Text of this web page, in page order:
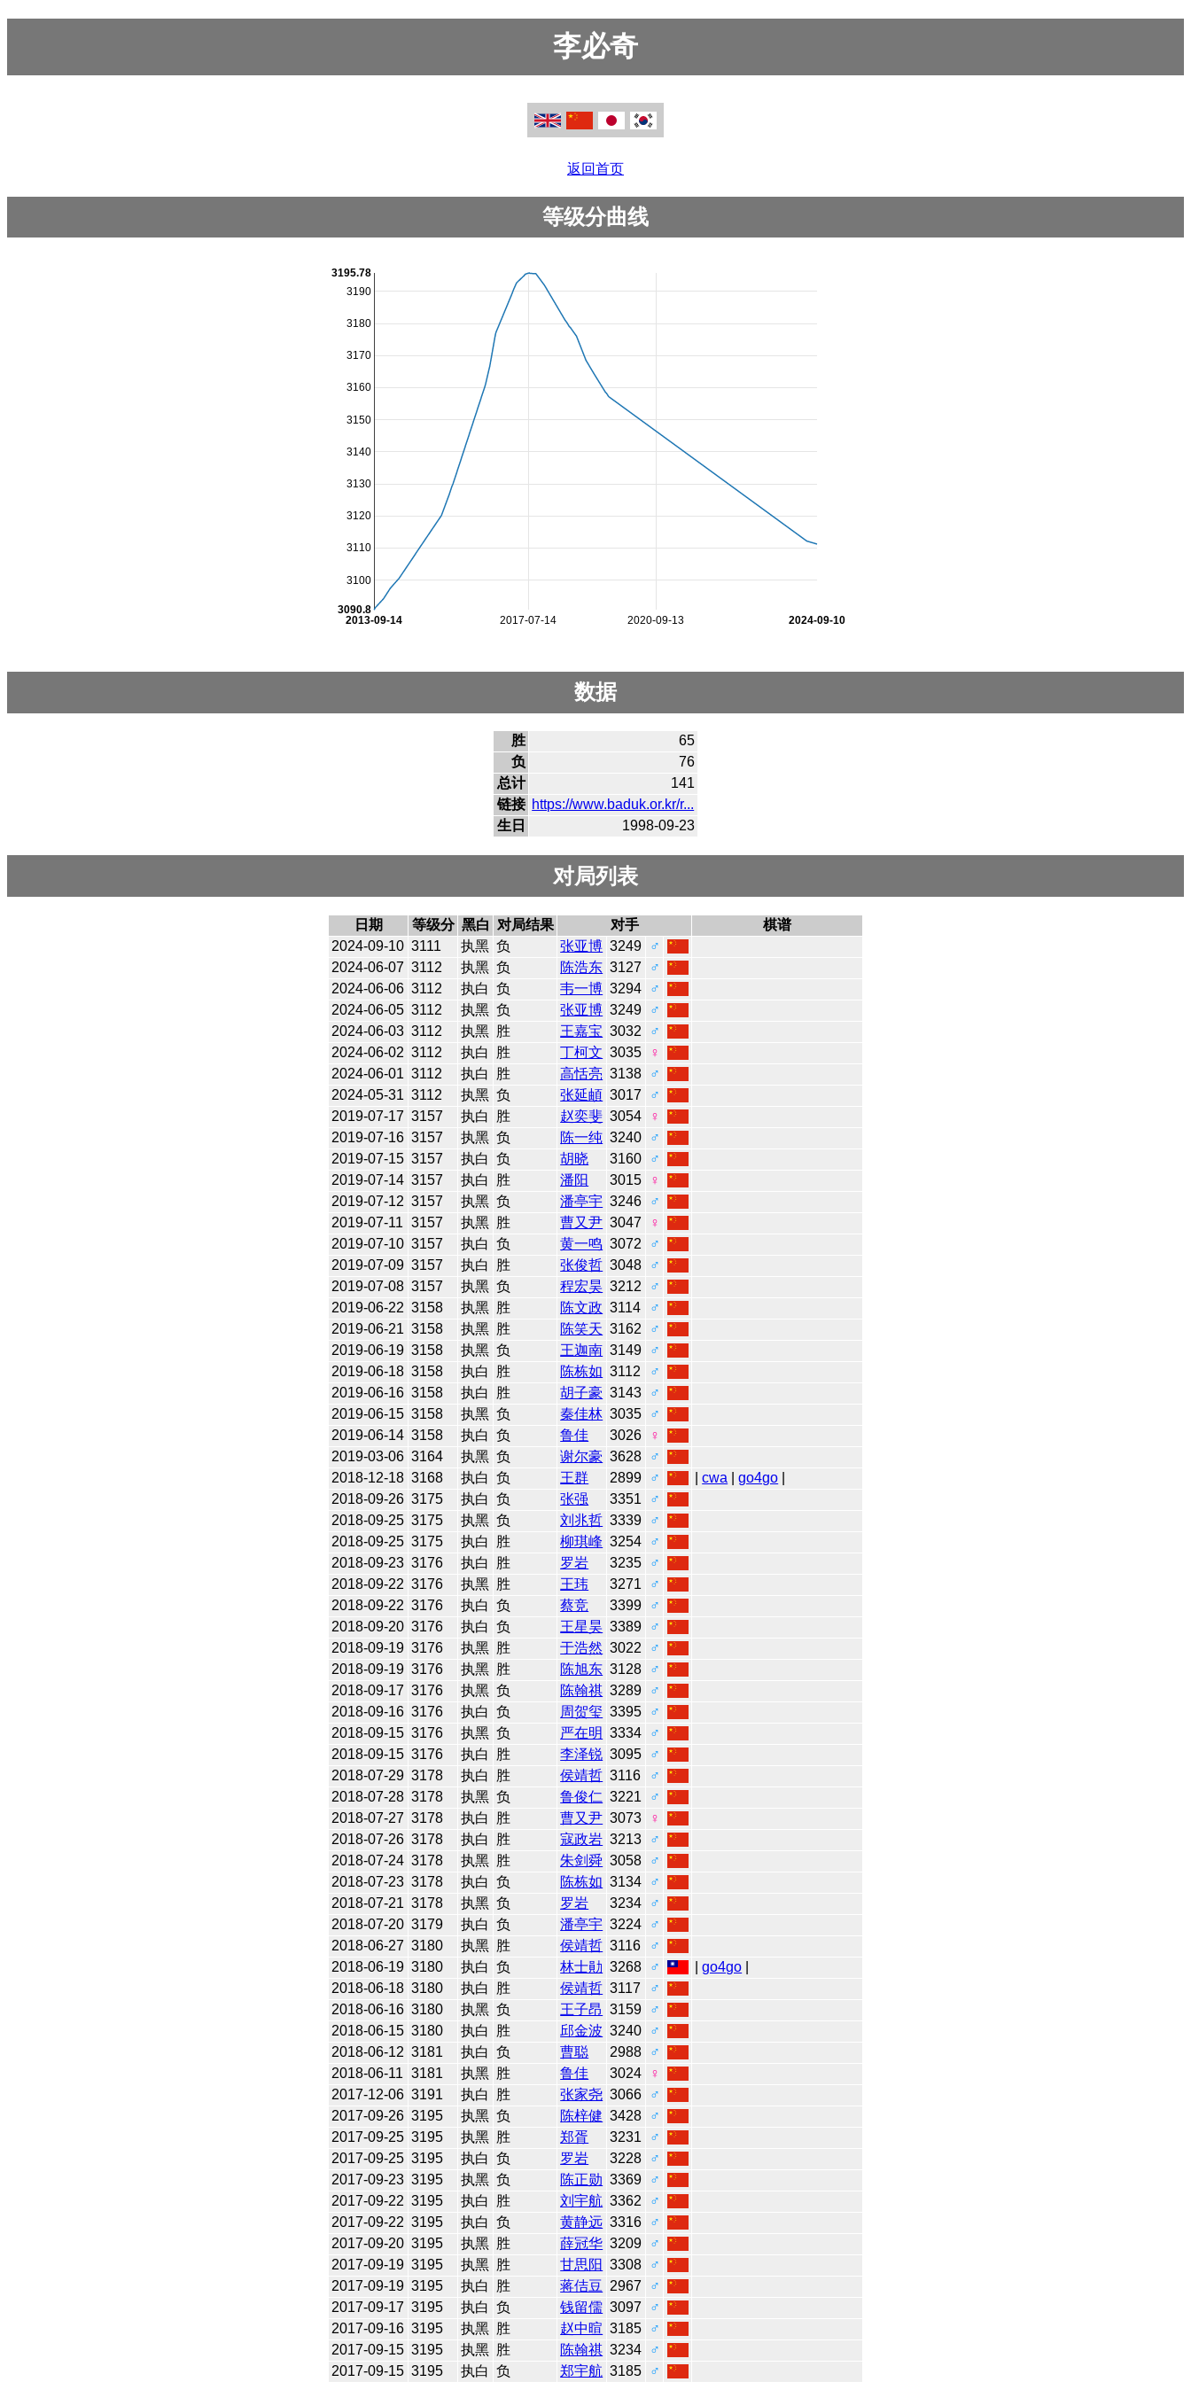
李必奇
返回首页
等级分曲线
2017-07-14 2020-09-13
2013-09-14 2024-09-10
3100
3110
3120
3130
3140
3150
3160
3170
3180
3190
3090.8
3195.78
数据
胜
65
负
76
总计
141
链接 https://www.baduk.or.kr/r...
生日
1998-09-23
对局列表
日期 等级分 黑白 对局结果 对手
棋谱
2024-09-10 3111 执黑 负 张亚博 3249
♂
2024-06-07 3112 执黑 负 陈浩东 3127
♂
2024-06-06 3112 执白 负 韦一博 3294
♂
2024-06-05 3112 执黑 负 张亚博 3249
♂
2024-06-03 3112 执黑 胜 王嘉宝 3032
♂
2024-06-02 3112 执白 胜 丁柯文 3035
♀
2024-06-01 3112 执白 胜 高恬亮 3138
♂
2024-05-31 3112 执黑 负 张延頔 3017
♂
2019-07-17 3157 执白 胜 赵奕斐 3054
♀
2019-07-16 3157 执黑 负 陈一纯 3240
♂
2019-07-15 3157 执白 负 胡晓 3160
♂
2019-07-14 3157 执白 胜 潘阳 3015
♀
2019-07-12 3157 执黑 负 潘亭宇 3246
♂
2019-07-11 3157 执黑 胜 曹又尹 3047
♀
2019-07-10 3157 执白 负 黄一鸣 3072
♂
2019-07-09 3157 执白 胜 张俊哲 3048
♂
2019-07-08 3157 执黑 负 程宏昊 3212
♂
2019-06-22 3158 执黑 胜 陈文政 3114
♂
2019-06-21 3158 执黑 胜 陈笑天 3162
♂
2019-06-19 3158 执黑 负 王迦南 3149
♂
2019-06-18 3158 执白 胜 陈栋如 3112
♂
2019-06-16 3158 执白 胜 胡子豪 3143
♂
2019-06-15 3158 执黑 负 秦佳林 3035
♂
2019-06-14 3158 执白 负 鲁佳 3026
♀
2019-03-06 3164 执黑 负 谢尔豪 3628
♂
2018-12-18 3168 执白 负 王群 2899 ♂ |cwa |go4go
2018-09-26 3175 执白 负 张强 3351
♂
2018-09-25 3175 执黑 负 刘兆哲 3339
♂
2018-09-25 3175 执白 胜 柳琪峰 3254
♂
2018-09-23 3176 执白 胜 罗岩 3235
♂
2018-09-22 3176 执黑 胜 王玮 3271
♂
2018-09-22 3176 执白 负 蔡竞 3399
♂
2018-09-20 3176 执白 负 王星昊 3389
♂
2018-09-19 3176 执黑 胜 于浩然 3022
♂
2018-09-19 3176 执黑 胜 陈旭东 3128
♂
2018-09-17 3176 执黑 负 陈翰祺 3289
♂
2018-09-16 3176 执白 负 周贺玺 3395
♂
2018-09-15 3176 执黑 负 严在明 3334
♂
2018-09-15 3176 执白 胜 李泽锐 3095
♂
2018-07-29 3178 执白 胜 侯靖哲 3116
♂
2018-07-28 3178 执黑 负 鲁俊仁 3221
♂
2018-07-27 3178 执白 胜 曹又尹 3073
♀
2018-07-26 3178 执白 胜 寇政岩 3213
♂
2018-07-24 3178 执黑 胜 朱剑舜 3058
♂
2018-07-23 3178 执白 负 陈栋如 3134
♂
2018-07-21 3178 执黑 负 罗岩 3234
♂
2018-07-20 3179 执白 负 潘亭宇 3224
♂
2018-06-27 3180 执黑 胜 侯靖哲 3116
♂
2018-06-19 3180 执白 负 林士勛 3268 ♂ |go4go
2018-06-18 3180 执白 胜 侯靖哲 3117
♂
2018-06-16 3180 执黑 负 王子昂 3159
♂
2018-06-15 3180 执白 胜 邱金波 3240
♂
2018-06-12 3181 执白 负 曹聪 2988
♂
2018-06-11 3181 执黑 胜 鲁佳 3024
♀
2017-12-06 3191 执白 胜 张家尧 3066
♂
2017-09-26 3195 执黑 负 陈梓健 3428
♂
2017-09-25 3195 执黑 胜 郑胥 3231
♂
2017-09-25 3195 执白 负 罗岩 3228
♂
2017-09-23 3195 执黑 负 陈正勋 3369
♂
2017-09-22 3195 执白 胜 刘宇航 3362
♂
2017-09-22 3195 执白 负 黄静远 3316
♂
2017-09-20 3195 执黑 胜 薛冠华 3209
♂
2017-09-19 3195 执黑 胜 甘思阳 3308
♂
2017-09-19 3195 执白 胜 蒋佶豆 2967
♂
2017-09-17 3195 执白 负 钱留儒 3097
♂
2017-09-16 3195 执黑 胜 赵中暄 3185
♂
2017-09-15 3195 执黑 胜 陈翰祺 3234
♂
2017-09-15 3195 执白 负 郑宇航 3185
♂